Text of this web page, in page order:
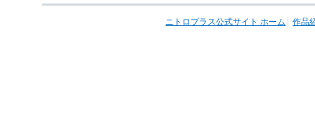
ニトロプラス公式サイト ホーム 作品